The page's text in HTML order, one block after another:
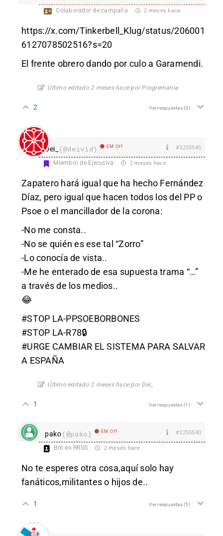
Colaborador de campaña 2 meses hace
https://x.com/Tinkerbell_Klug/status/206001
6127078502516?s=20
El frente obrero dando por culo a Garamendi.
Último editado 2 meses hace por Progremania
2 Ver respuestas(3)
Dei_ (@deivid) EM Off #3255545
Miembro de Ejecutiva 2 meses hace
Zapatero hará igual que ha hecho Fernández
Díaz, pero igual que hacen todos los del PP o
Psoe o el mancillador de la corona:
-No me consta..
-No se quién es ese tal “Zorro”
-Lo conocía de vista..
-Me he enterado de esa supuesta trama “…”
a través de los medios..
😂
#STOP LA-PPSOEBORBONES
#STOP LA-R78🔒
#URGE CAMBIAR EL SISTEMA PARA SALVAR
A ESPAÑA
Último editado 2 meses hace por Dei_
1 Ver respuestas(1)
pako(@pako) EM Off #3255540
Bot en RRSS 2 meses hace
No te esperes otra cosa,aquí solo hay
fanáticos,militantes o hijos de..
1 Ver respuestas(5)